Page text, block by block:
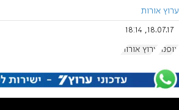
ערוץ אורות
18.07.17, 18:14
אופנה ערוץ אורות